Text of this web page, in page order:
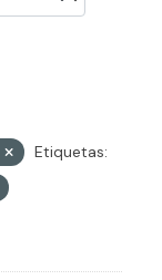
Etiquetas: